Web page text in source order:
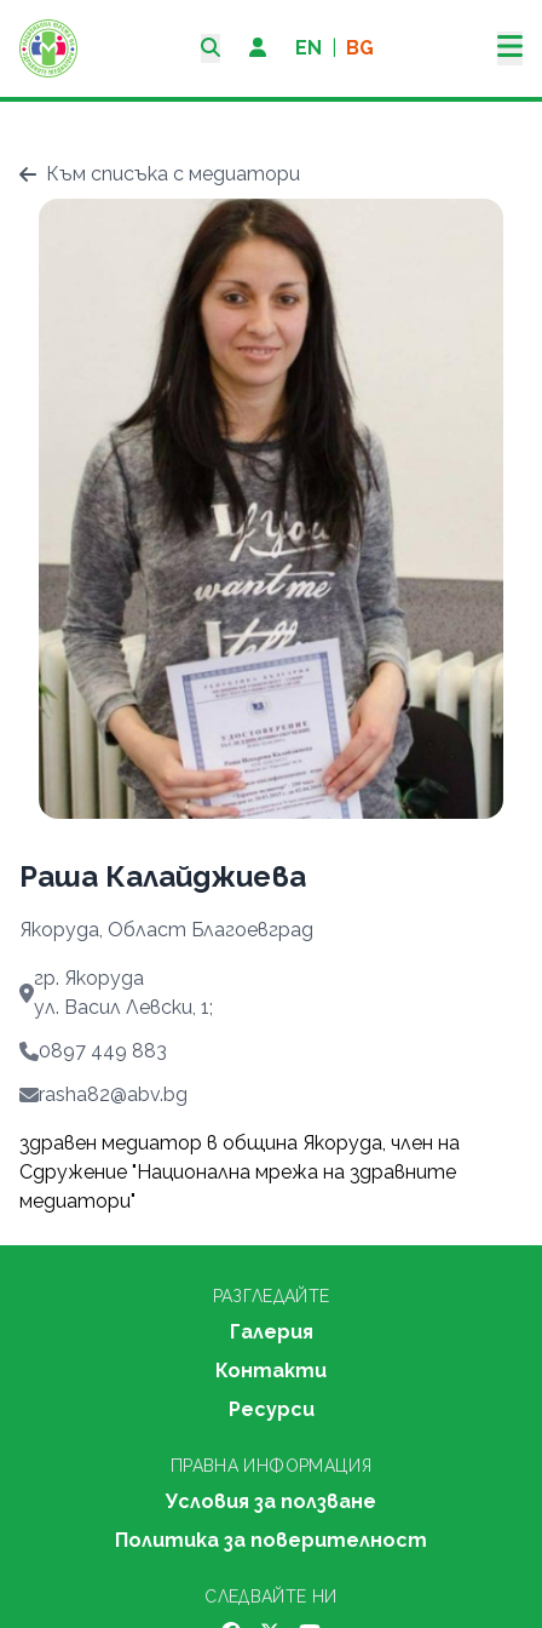
EN BG
Към списъка с медиатори
Раша Калайджиева
Якоруда, Област Благоевград
гр. Якоруда
ул. Васил Левски, 1;
0897 449 883
rasha82@abv.bg
здравен медиатор в община Якоруда, член на
Сдружение "Национална мрежа на здравните
медиатори"
РАЗГЛЕДАЙТЕ
Галерия
Контакти
Ресурси
ПРАВНА ИНФОРМАЦИЯ
Условия за ползване
Политика за поверителност
СЛЕДВАЙТЕ НИ